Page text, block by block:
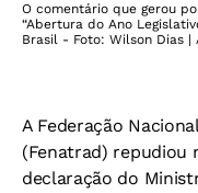
O comentário que gerou
“Abertura do Ano
Brasil - Foto: Wilson Dias |
A Federação
(Fenatrad) repudiou
declaração do